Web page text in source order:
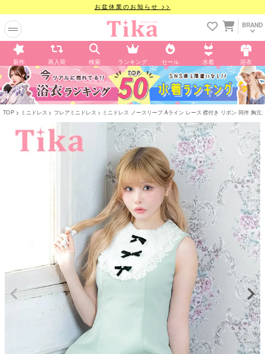
お盆休業のお知らせ >>
BRAND
新作 再入荷 検索 ランキング セール 水着 浴衣
TOP ミニドレス フレアミニドレス ミニドレス ノースリーブ Aライン レース 襟付き リボン 同伴 胸